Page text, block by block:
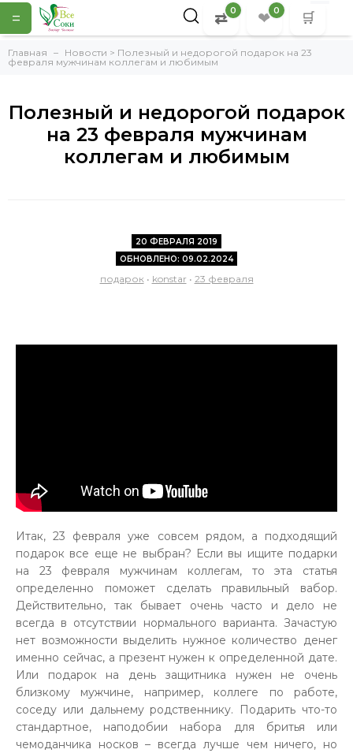
= ⇄ 0 ❤ 0 🛒
Главная
Новости > Полезный и недорогой подарок на 23
февраля мужчинам коллегам и любимым
Полезный и недорогой подарок
на 23 февраля мужчинам
коллегам и любимым
20 ФЕВРАЛЯ 2019
ОБНОВЛЕНО: 09.02.2024
подарок• konstar • 23 февраля
Итак, 23 февраля уже совсем рядом, а подходящий
подарок все еще не выбран? Если вы ищите подарки
на 23 февраля мужчинам коллегам, то эта статья
определенно поможет сделать правильный вабор.
Действительно, так бывает очень часто и дело не
всегда в отсутствии нормального варианта. Зачастую
нет возможности выделить нужное количество денег
именно сейчас, а презент нужен к определенной дате.
Или подарок на день защитника нужен не очень
близкому мужчине, например, коллеге по работе,
соседу или дальнему родственнику. Подарить что-то
стандартное, наподобии набора для бритья или
чемоданчика носков – всегда лучше чем ничего, но